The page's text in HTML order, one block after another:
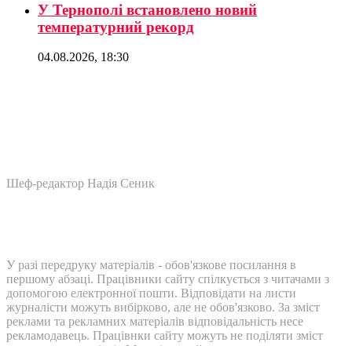
У Тернополі встановлено новий
температурний рекорд
04.08.2026, 18:30
Шеф-редактор Надія Сеник
У разі передруку матеріалів - обов'язкове посилання в
першому абзаці. Працівники сайту спілкується з читачами з
допомогою електронної пошти. Відповідати на листи
журналісти можуть вибірково, але не обов'язково. За зміст
реклами та рекламних матеріалів відповідальність несе
рекламодавець. Працівнки сайту можуть не поділяти зміст